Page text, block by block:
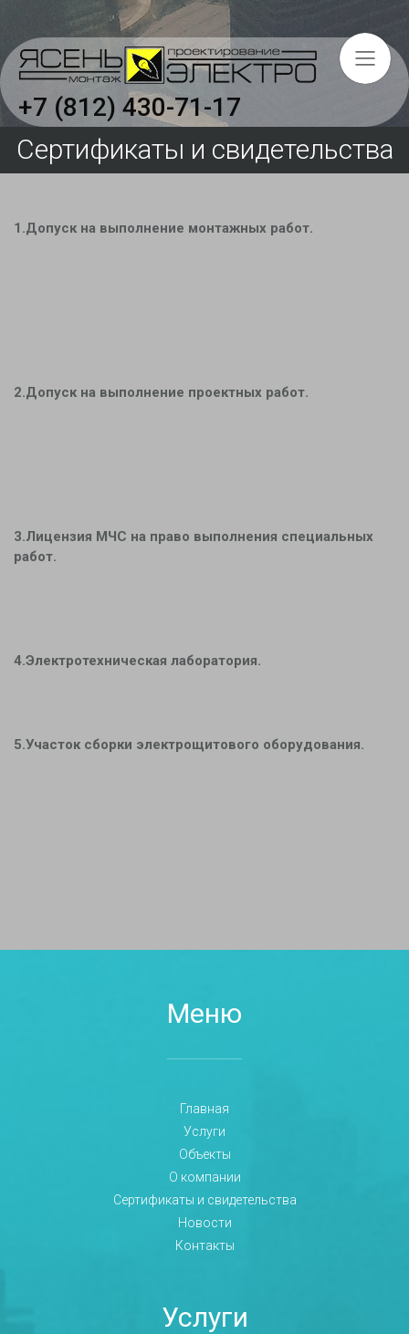
+7 (812) 430-71-17
Главная
Охрана труда на предприятии
Сертификаты и свидетельства
1.Допуск на выполнение монтажных работ.
2.Допуск на выполнение проектных работ.
3.Лицензия МЧС на право выполнения специальных
работ.
4.Электротехническая лаборатория.
5.Участок сборки электрощитового оборудования.
Меню
Главная
Услуги
Объекты
О компании
Сертификаты и свидетельства
Новости
Контакты
Услуги